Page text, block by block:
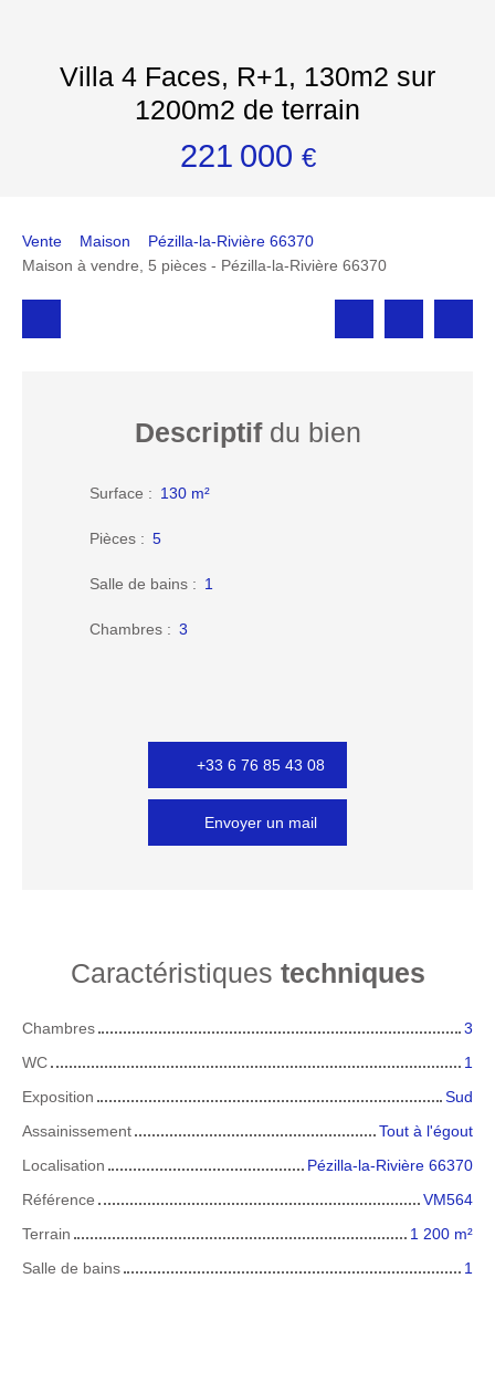
Villa 4 Faces, R+1, 130m2 sur
1200m2 de terrain
221 000 €
Vente Maison
Pézilla-la-Rivière 66370
Maison à vendre, 5 pièces - Pézilla-la-Rivière 66370
Descriptifdu bien
Surface : 130 m²
Pièces : 5
Salle de bains : 1
Chambres : 3
+33 6 76 85 43 08
Envoyer un mail
Caractéristiques techniques
Chambres
3
WC
1
Exposition
Sud
Assainissement
Tout à l'égout
Localisation
Pézilla-la-Rivière 66370
Référence
VM564
Terrain
1 200 m²
Salle de bains
1